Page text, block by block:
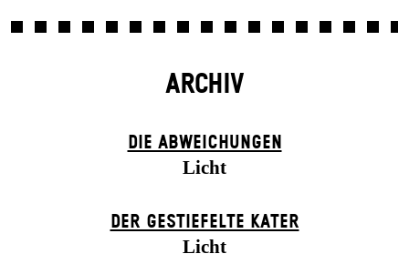
ARCHIV
DIE ABWEICHUNGEN
Licht
DER GESTIEFELTE KATER
Licht